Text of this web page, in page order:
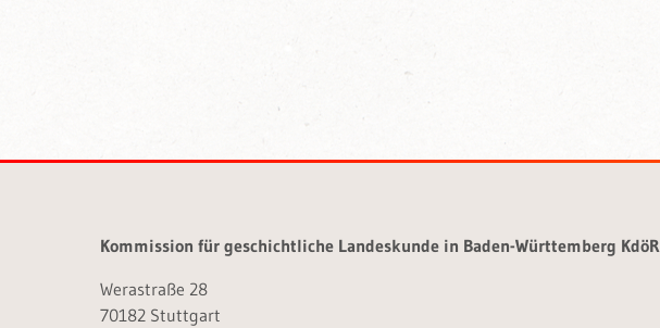
Kommission für geschichtliche Landeskunde in Baden-Württemberg KdöR
Werastraße 28
70182 Stuttgart